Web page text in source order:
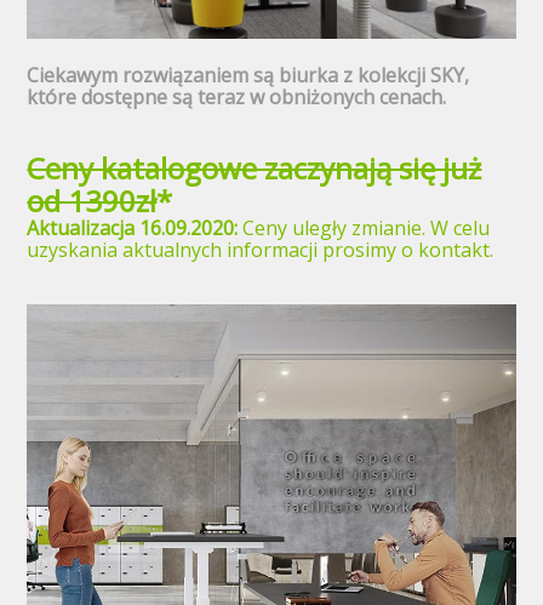
Ciekawym rozwiązaniem są biurka z kolekcji SKY,
które dostępne są teraz w obniżonych cenach.
Ceny katalogowe zaczynają się już
od 1390zł*
Aktualizacja 16.09.2020:Ceny uległy zmianie. W celu
uzyskania aktualnych informacji prosimy o kontakt.